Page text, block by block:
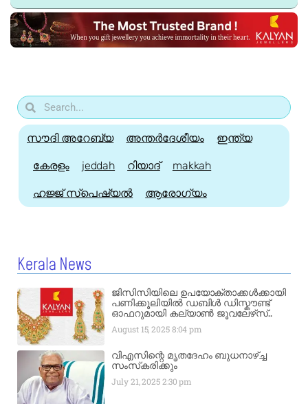
സൗദി അറേബ്യ അന്തർദേശീയം ഇന്ത്യ
കേരളം jeddah റിയാദ് makkah
ഹജ്ജ്‌ സ്പെഷ്യൽ ആരോഗ്യം
Kerala News
ജിസിസിയിലെ ഉപയോക്താക്കൾക്കായി
പണിക്കൂലിയിൽ ഡബിൾ ഡിസ്കൗണ്ട്
ഓഫറുമായി കല്യാൺ ജൂവലേഴ്‌സ്..
August 15, 20258:04 pm
വിഎസിന്റെ മൃതദേഹം ബുധനാഴ്ച്ച
സംസ്‌കരിക്കും
July 21, 20252:30 pm